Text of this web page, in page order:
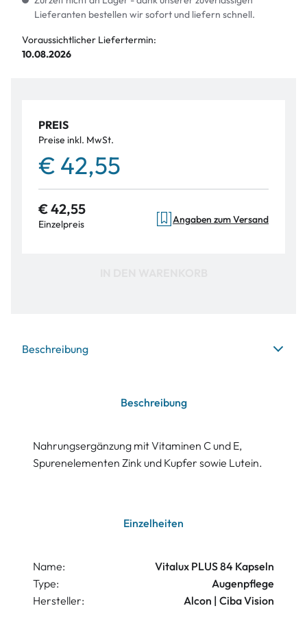
Lieferanten bestellen wir sofort und liefern schnell.
Voraussichtlicher Liefertermin:
10.08.2026
PREIS
Preise inkl. MwSt.
€ 42,55
€ 42,55
Einzelpreis Angaben zum Versand
Beschreibung
Beschreibung
Nahrungsergänzung mit Vitaminen C und E,
Spurenelementen Zink und Kupfer sowie Lutein.
Einzelheiten
Name:
Vitalux PLUS 84 Kapseln
Type:
Augenpflege
Hersteller:
Alcon | Ciba Vision